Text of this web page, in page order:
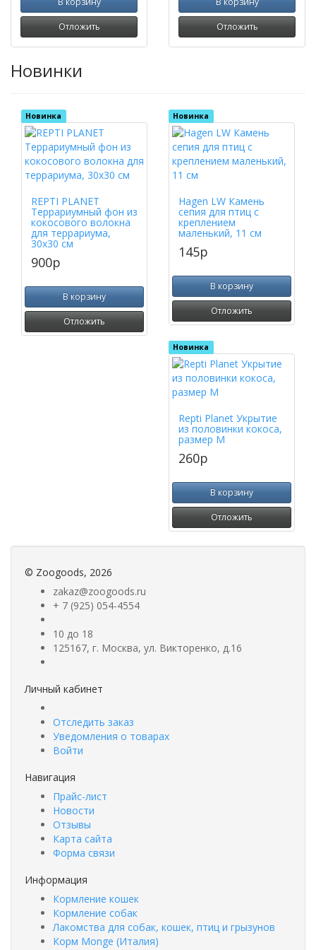
Отложить Отложить
Новинки
Новинка
REPTI PLANET
Террариумный фон из
кокосового волокна
для террариума,
30х30 см
900p
В корзину
Отложить
Новинка
Hagen LW Камень
сепия для птиц с
креплением
маленький, 11 см
145p
В корзину
Отложить
Новинка
Repti Planet Укрытие
из половинки кокоса,
размер M
260p
В корзину
Отложить
© Zoogoods, 2026
zakaz@zoogoods.ru
+ 7 (925) 054-4554
10 до 18
125167, г. Москва, ул. Викторенко, д.16
Личный кабинет
Отследить заказ
Уведомления о товарах
Войти
Навигация
Прайс-лист
Новости
Отзывы
Карта сайта
Форма связи
Информация
Кормление кошек
Кормление собак
Лакомства для собак, кошек, птиц и грызунов
Корм Monge (Италия)